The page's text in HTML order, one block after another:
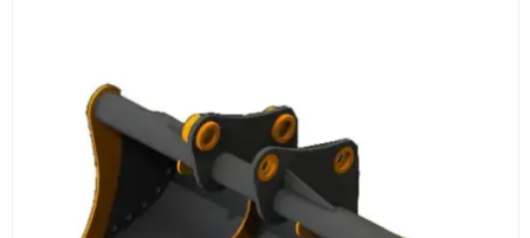
Подбираем оборудование, рассчитываем
стоимость товара и ориентировочную стоимость
доставки.
4